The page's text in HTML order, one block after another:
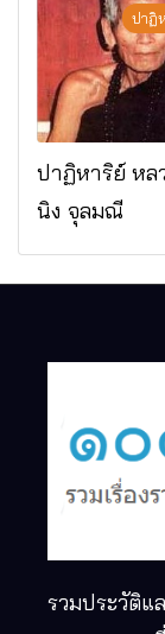
ดาราภิรมย์ อ.
จ.เชียงใหม่
ปาฏิ
ปาฏิหาริย์ หล
นิง จุลมณี
รวมประวัติแ